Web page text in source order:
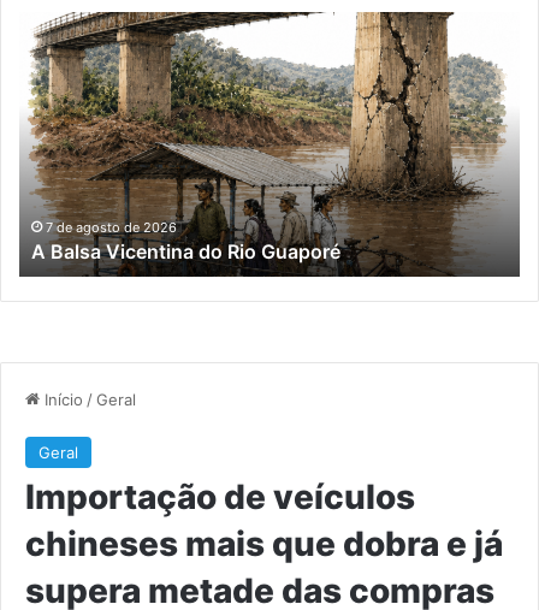
Balsa
Vicentina
do
Rio
Guaporé
7 de agosto de 2026
A Balsa Vicentina do Rio Guaporé